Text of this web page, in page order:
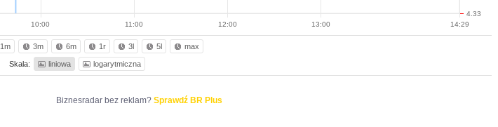
10:00 11:00 12:00 13:00 14:29
4.33
1m 3m 6m 1r 3l 5l max
Skala: liniowa logarytmiczna
Biznesradar bez reklam? Sprawdź BR Plus